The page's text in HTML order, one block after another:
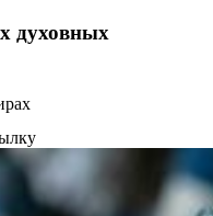
духовных